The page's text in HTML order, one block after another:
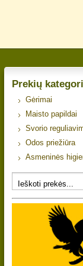
Prekių
Gėrimai
Maisto papildai
Svorio
Odos priežiūra
Asmeninės